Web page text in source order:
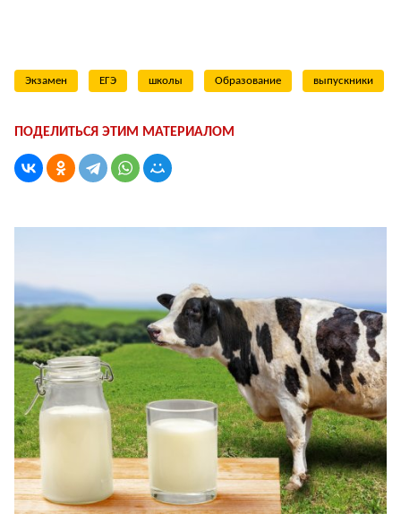
Экзамен ЕГЭ школы Образование выпускники
ПОДЕЛИТЬСЯ ЭТИМ МАТЕРИАЛОМ